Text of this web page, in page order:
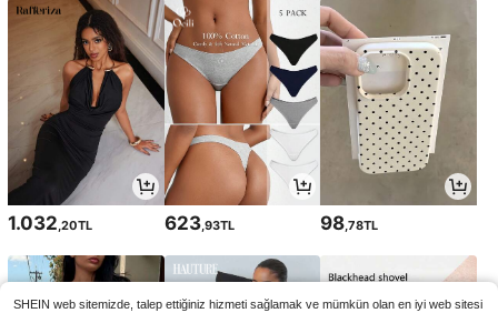
1.032 ,20TL 623,93TL 98 ,78TL
SHEIN web sitemizde, talep ettiğiniz hizmeti sağlamak ve mümkün olan en iyi web sitesi